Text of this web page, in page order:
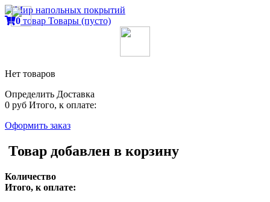
0 товар Товары (пусто)
Нет товаров
Определить Доставка
0 руб Итого, к оплате:
Оформить заказ
Товар добавлен в корзину
Количество
Итого, к оплате: